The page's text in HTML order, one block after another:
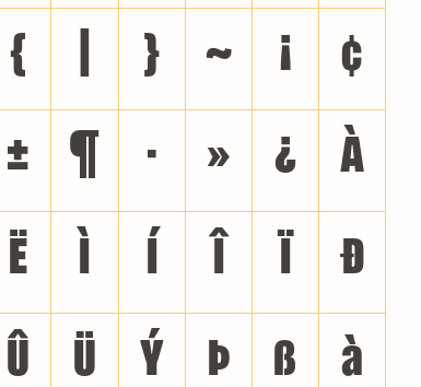
{ } ~ ¡ ¢
± ¶ · » ¿ À
Ë Ì Í Î Ï Ð
Û Ü Ý Þ ß à